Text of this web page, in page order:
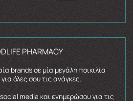
PHARMACY
brands σε μία μεγάλη ποικιλία
όλες σου τις ανάγκες.
media και ενημερώσου για τις